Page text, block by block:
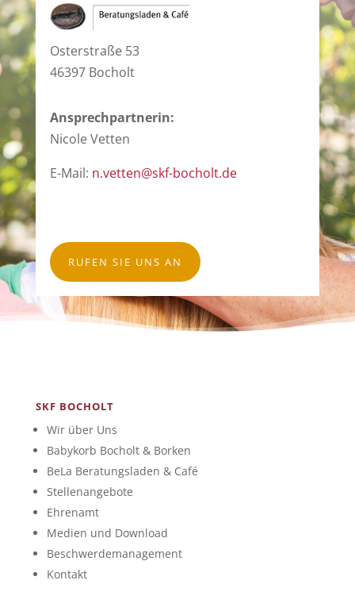
Osterstraße 53
46397 Bocholt
Ansprechpartnerin:
Nicole Vetten
E-Mail: n.vetten@skf-bocholt.de
RUFEN SIE UNS AN
SKF BOCHOLT
Wir über Uns
Babykorb Bocholt & Borken
BeLa Beratungsladen & Café
Stellenangebote
Ehrenamt
Medien und Download
Beschwerdemanagement
Kontakt